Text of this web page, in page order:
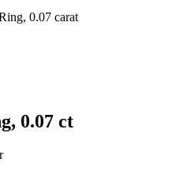
0.07 ct